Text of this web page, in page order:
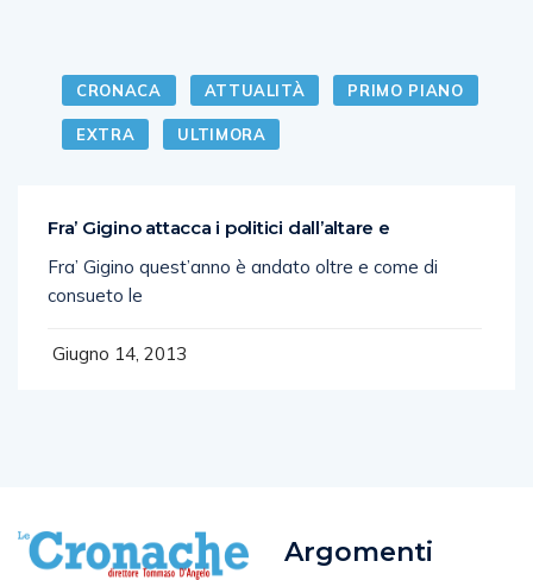
CRONACA ATTUALITÀ PRIMO PIANO
EXTRA ULTIMORA
Fra’ Gigino attacca i politici dall’altare e
Fra’ Gigino quest’anno è andato oltre e come di
consueto le
Giugno 14, 2013
Argomenti